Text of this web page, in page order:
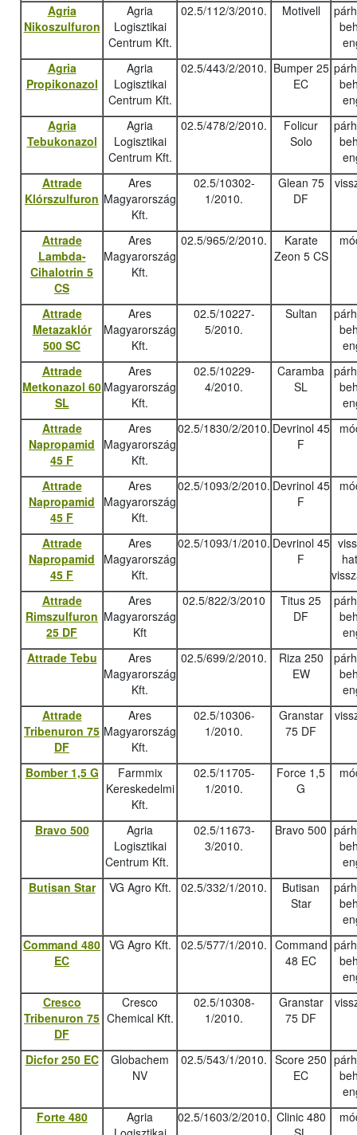
Agria
Nikoszulfuron
Agria
Logisztikai
Centrum Kft.
02.5/112/3/2010. Motivell
Agria
Propikonazol
Agria
Logisztikai
Centrum Kft.
02.5/443/2/2010. Bumper 25
EC
Agria
Tebukonazol
Agria
Logisztikai
Centrum Kft.
02.5/478/2/2010.
Folicur
Solo
Attrade
Klórszulfuron
Ares
Magyarország
Kft.
02.5/10302-
1/2010.
Glean 75
DF
Attrade
Lambda-
Cihalotrin 5
CS
Ares
Magyarország
Kft.
02.5/965/2/2010.
Karate
Zeon 5 CS
Attrade
Metazaklór
500 SC
Ares
Magyarország
Kft.
02.5/10227-
5/2010.
Sultan
Attrade
Metkonazol 60
SL
Ares
Magyarország
Kft.
02.5/10229-
4/2010.
Caramba
SL
Attrade
Napropamid
45 F
Ares
Magyarország
Kft.
02.5/1830/2/2010. Devrinol 45
F
Attrade
Napropamid
45 F
Ares
Magyarország
Kft.
02.5/1093/2/2010. Devrinol 45
F
Attrade
Napropamid
45 F
Ares
Magyarország
Kft.
02.5/1093/1/2010. Devrinol 45
F
Attrade
Rimszulfuron
25 DF
Ares
Magyarország
Kft
02.5/822/3/2010
Titus 25
DF
Attrade Tebu
Ares
Magyarország
Kft.
02.5/699/2/2010.
Riza 250
EW
Attrade
Tribenuron 75
DF
Ares
Magyarország
Kft.
02.5/10306-
1/2010.
Granstar
75 DF
Bomber 1,5 G
Farmmix
Kereskedelmi
Kft.
02.5/11705-
1/2010.
Force 1,5
G
Bravo 500
Agria
Logisztikai
Centrum Kft.
02.5/11673-
3/2010.
Bravo 500
Butisan Star
VG Agro Kft. 02.5/332/1/2010.
Butisan
Star
Command 480
EC
VG Agro Kft. 02.5/577/1/2010. Command
48 EC
Cresco
Tribenuron 75
DF
Cresco
Chemical Kft.
02.5/10308-
1/2010.
Granstar
75 DF
Dicfor 250 EC
Globachem
NV
02.5/543/1/2010. Score 250
EC
Forte 480
Agria
02.5/1603/2/2010. Clinic 480